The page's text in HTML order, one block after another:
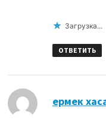
Загрузка...
ОТВЕТИТЬ
ермек